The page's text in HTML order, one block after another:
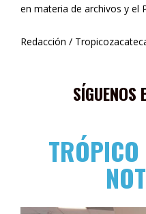
en materia de archivos y el
Redacción /
SÍGUENOS
TRÓPICO